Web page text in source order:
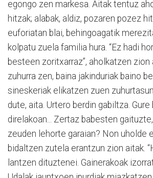
egongo zen markesa. Aitak tentuz
hitzak; alabak, aldiz, pozaren pozez
euforiatan blai, behingoagatik
kolpatu zuela familia hura. “Ez hadi
besteen zoritxarraz”, aholkatzen zion
zuhurra zen, baina jakinduriak baino
sineskeriak elikatzen zuen
dute, aita. Urtero berdin gabiltza.
direlakoan... Zertaz babesten
zeuden lehorte garaian? Non uholde
bidaltzen zutela erantzun zion aitak.
lantzen dituztenei. Gainerakoak